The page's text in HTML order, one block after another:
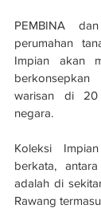
PEMBINA
perumahan
Impian akan
warisan di 20
negara.
Koleksi
berkata,
adalah di
Rawang